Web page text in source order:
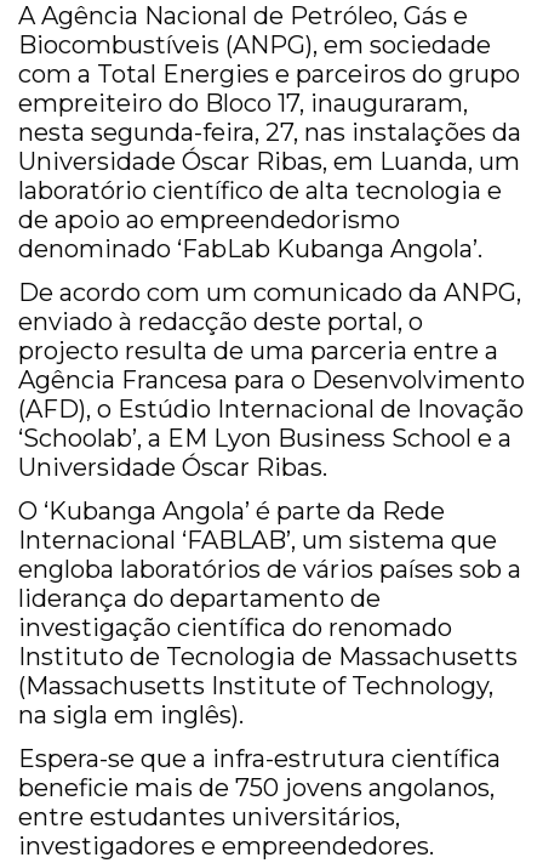
A Agência Nacional de Petróleo, Gás e
Biocombustíveis (ANPG), em sociedade
com a Total Energies e parceiros do grupo
empreiteiro do Bloco 17, inauguraram,
nesta segunda-feira, 27, nas instalações da
Universidade Óscar Ribas, em Luanda, um
laboratório científico de alta tecnologia e
de apoio ao empreendedorismo
denominado ‘FabLab Kubanga Angola’.
De acordo com um comunicado da ANPG,
enviado à redacção deste portal, o
projecto resulta de uma parceria entre a
Agência Francesa para o Desenvolvimento
(AFD), o Estúdio Internacional de Inovação
‘Schoolab’, a EM Lyon Business School e a
Universidade Óscar Ribas.
O ‘Kubanga Angola’ é parte da Rede
Internacional ‘FABLAB’, um sistema que
engloba laboratórios de vários países sob a
liderança do departamento de
investigação científica do renomado
Instituto de Tecnologia de Massachusetts
(Massachusetts Institute of Technology,
na sigla em inglês).
Espera-se que a infra-estrutura científica
beneficie mais de 750 jovens angolanos,
entre estudantes universitários,
investigadores e empreendedores.